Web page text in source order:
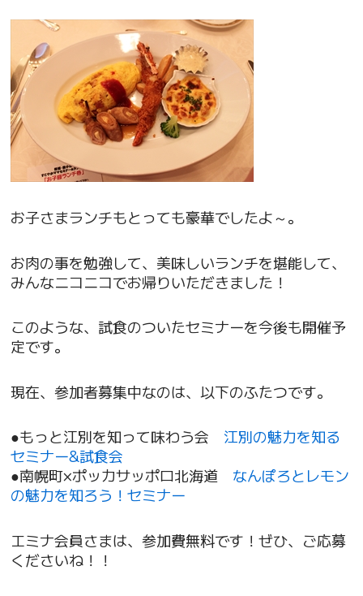
お子さまランチもとっても豪華でしたよ～。
お肉の事を勉強して、美味しいランチを堪能して、
みんなニコニコでお帰りいただきました！
このような、試食のついたセミナーを今後も開催予
定です。
現在、参加者募集中なのは、以下のふたつです。
●もっと江別を知って味わう会 江別の魅力を知る
セミナー&試食会
●南幌町×ポッカサッポロ北海道 なんぽろとレモン
の魅力を知ろう！セミナー
エミナ会員さまは、参加費無料です！ぜひ、ご応募
くださいね！！